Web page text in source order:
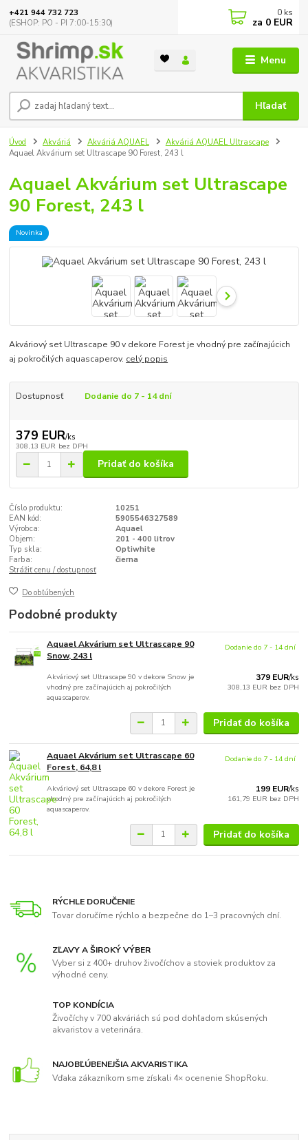
Menu
Hľadať
+421 944 732 723
(ESHOP: PO - PI 7:00-15:30)
0 ks
za 0 EUR
Úvod Akváriá Akváriá AQUAEL
Akváriá AQUAEL Ultrascape
Aquael Akvárium set Ultrascape 90 Forest, 243 l
Aquael Akvárium set Ultrascape
90 Forest, 243 l
Novinka
Akváriový set Ultrascape 90 v dekore Forest je vhodný pre začínajúcich
aj pokročilých aquascaperov. celý popis
Dostupnosť Dodanie do 7 - 14 dní
379 EUR/ks
308,13 EUR bez DPH
Pridať do košíka
Číslo produktu:
10251
EAN kód:
5905546327589
Výrobca:
Aquael
Objem:
201 - 400 litrov
Typ skla:
Optiwhite
Farba:
čierna
Strážiť cenu / dostupnosť
Do obľúbených
Podobné produkty
Aquael Akvárium set Ultrascape 90
Snow, 243 l
Akváriový set Ultrascape 90 v dekore Snow je
vhodný pre začínajúcich aj pokročilých
aquascaperov.
379 EUR/ks
308,13 EUR bez DPH
Dodanie do 7 - 14 dní
Pridať do košíka
Aquael Akvárium set Ultrascape 60
Forest, 64,8 l
Akváriový set Ultrascape 60 v dekore Forest je
vhodný pre začínajúcich aj pokročilých
aquascaperov.
199 EUR/ks
161,79 EUR bez DPH
Dodanie do 7 - 14 dní
Pridať do košíka
RÝCHLE DORUČENIE
Tovar doručíme rýchlo a bezpečne do 1–3 pracovných dní.
ZĽAVY A ŠIROKÝ VÝBER
Vyber si z 400+ druhov živočíchov a stoviek produktov za
výhodné ceny.
TOP KONDÍCIA
Živočíchy v 700 akváriách sú pod dohľadom skúsených
akvaristov a veterinára.
NAJOBĽÚBENEJŠIA AKVARISTIKA
Vďaka zákazníkom sme získali 4× ocenenie ShopRoku.